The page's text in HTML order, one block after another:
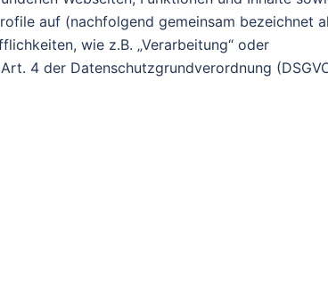
auf (nachfolgend gemeinsam bezeichnet
wie z.B. „Verarbeitung“ oder
4 der Datenschutzgrundverordnung